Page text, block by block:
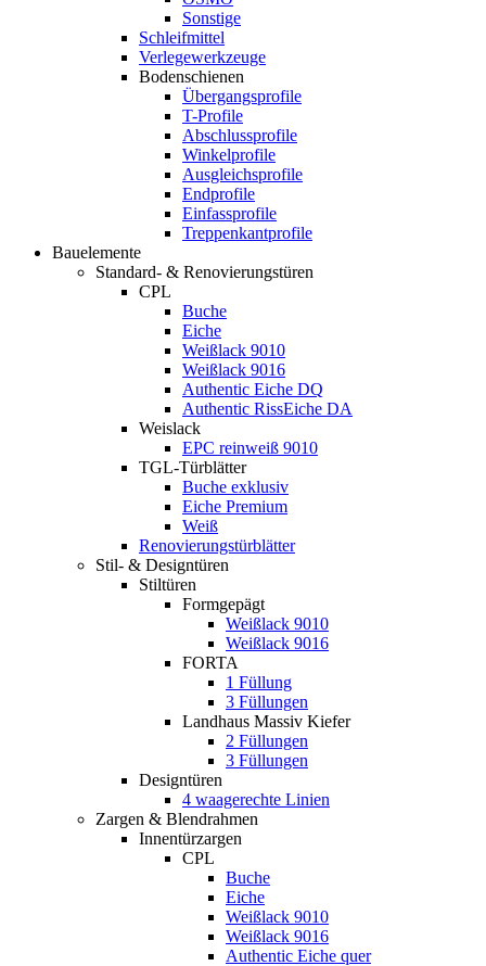
Sonstige
Schleifmittel
Verlegewerkzeuge
Bodenschienen
Übergangsprofile
T-Profile
Abschlussprofile
Winkelprofile
Ausgleichsprofile
Endprofile
Einfassprofile
Treppenkantprofile
Bauelemente
Standard- & Renovierungstüren
CPL
Buche
Eiche
Weißlack 9010
Weißlack 9016
Authentic Eiche DQ
Authentic RissEiche DA
Weislack
EPC reinweiß 9010
TGL-Türblätter
Buche exklusiv
Eiche Premium
Weiß
Renovierungstürblätter
Stil- & Designtüren
Stiltüren
Formgepägt
Weißlack 9010
Weißlack 9016
FORTA
1 Füllung
3 Füllungen
Landhaus Massiv Kiefer
2 Füllungen
3 Füllungen
Designtüren
4 waagerechte Linien
Zargen & Blendrahmen
Innentürzargen
CPL
Buche
Eiche
Weißlack 9010
Weißlack 9016
Authentic Eiche quer